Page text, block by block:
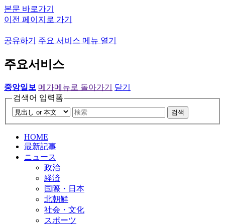
본문 바로가기
이전 페이지로 가기
공유하기 주요 서비스 메뉴 열기
주요서비스
중앙일보 메가메뉴로 돌아가기
닫기
검색어 입력폼
검색
HOME
最新記事
ニュース
政治
経済
国際・日本
北朝鮮
社会・文化
スポーツ